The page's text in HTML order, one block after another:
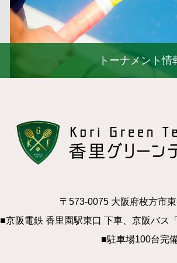
トーナメント情
〒573-0075 大阪府枚方市
■京阪電鉄 香里園駅東口 下車、京阪バス
■駐車場100台完